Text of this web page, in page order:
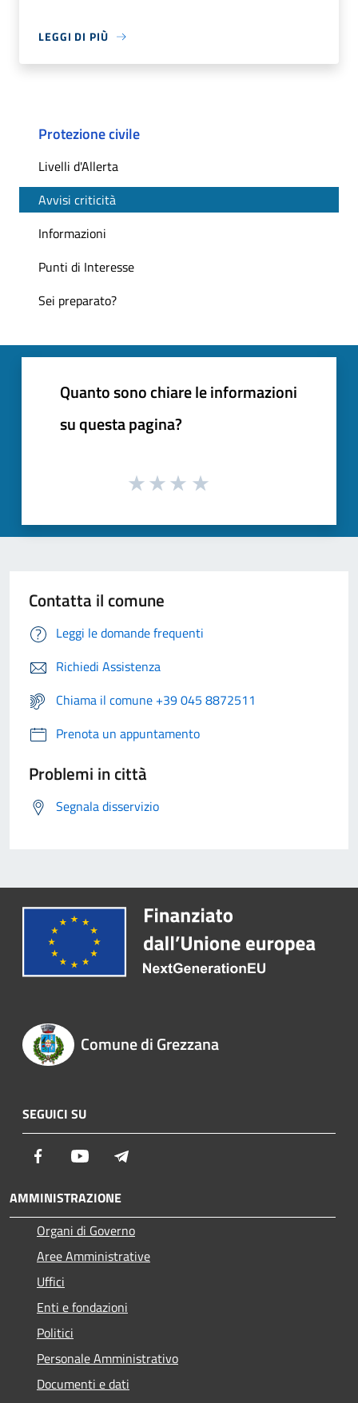
LEGGI DI PIÙ
Protezione civile
Livelli d'Allerta
Avvisi criticità
Informazioni
Punti di Interesse
Sei preparato?
Quanto sono chiare le informazioni
su questa pagina?
Contatta il comune
Leggi le domande frequenti
Richiedi Assistenza
Chiama il comune +39 045 8872511
Prenota un appuntamento
Problemi in città
Segnala disservizio
Comune di Grezzana
SEGUICI SU
Facebook Youtube
AMMINISTRAZIONE
Organi di Governo
Aree Amministrative
Uffici
Enti e fondazioni
Politici
Personale Amministrativo
Documenti e dati